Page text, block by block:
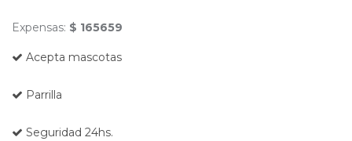
Expensas: $ 165659
Acepta mascotas
Parrilla
Seguridad 24hs.